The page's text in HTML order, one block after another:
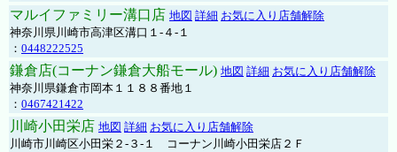
マルイファミリー溝口店 地図 詳細 お気に入り店舗解除
神奈川県川崎市高津区溝口１-４-１
： 0448222525
鎌倉店(コーナン鎌倉大船モール) 地図 詳細 お気に入り店舗解除
神奈川県鎌倉市岡本１１８８番地１
： 0467421422
川崎小田栄店 地図 詳細 お気に入り店舗解除
川崎市川崎区小田栄２‐３‐１ コーナン川崎小田栄店２Ｆ